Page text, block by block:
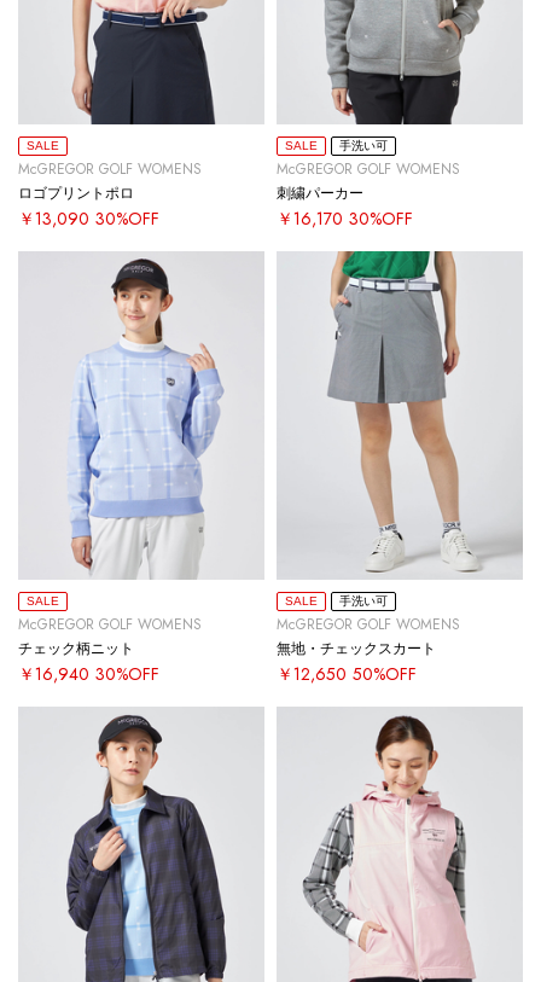
SALE
McGREGOR GOLF WOMENS
ロゴプリントポロ
￥13,090 30%OFF
SALE 手洗い可
McGREGOR GOLF WOMENS
刺繍パーカー
￥16,170 30%OFF
SALE
McGREGOR GOLF WOMENS
チェック柄ニット
￥16,940 30%OFF
SALE 手洗い可
McGREGOR GOLF WOMENS
無地・チェックスカート
￥12,650 50%OFF